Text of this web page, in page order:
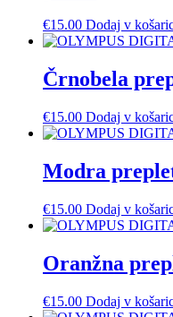
€15.00 Dodaj v
Črnobela
€15.00 Dodaj v
Modra
€15.00 Dodaj v
Oranžna
€15.00 Dodaj v